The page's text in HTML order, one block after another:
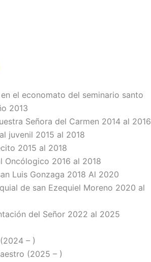
el economato del seminario santo
2013
Señora del Carmen 2014 al 2016
juvenil 2015 al 2018
2015 al 2018
Oncólogico 2016 al 2018
Luis Gonzaga 2018 Al 2020
de san Ezequiel Moreno 2020 al
del Señor 2022 al 2025
– )
(2025 – )